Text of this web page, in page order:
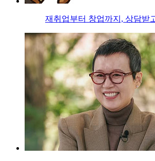
재취업부터 창업까지, 상담받